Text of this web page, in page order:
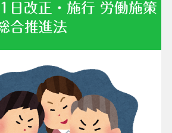
改正・施行 労働施策
合推進法
！ パワーハラスメント防
み ！